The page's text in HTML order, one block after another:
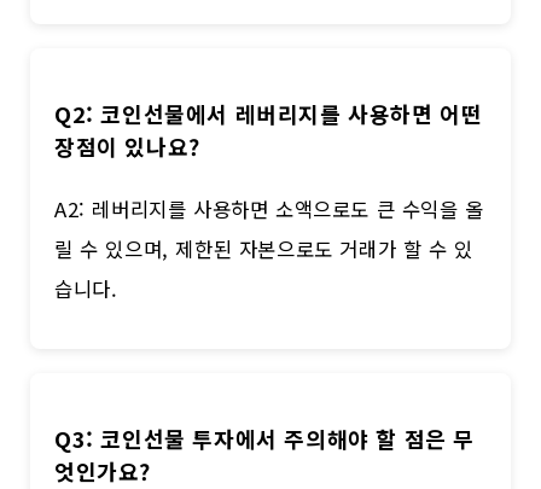
Q2: 코인선물에서 레버리지를 사용하면 어떤
장점이 있나요?
A2: 레버리지를 사용하면 소액으로도 큰 수익을 올
릴 수 있으며, 제한된 자본으로도 거래가 할 수 있
습니다.
Q3: 코인선물 투자에서 주의해야 할 점은 무
엇인가요?